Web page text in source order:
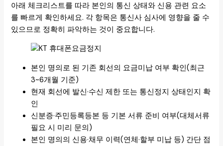
아래 체크리스트를 따라 본인의 통신 상태와 신용 관련 요소
를 빠르게 확인하세요. 각 항목은 통신사 심사에 영향을 줄 수
있으므로 정확히 파악하는 것이 중요합니다.
본인 명의로 된 기존 회선의 요금미납 여부 확인(최근
3~6개월 기준)
현재 회선에 발신·수신 제한 또는 통신정지 상태인지 확
인
신분증·주민등록등본 등 기본 서류 준비 여부(대체서류
필요 시 미리 문의)
본인 명의의 신용·채무 이력(연체·할부 미납 등) 간단 점